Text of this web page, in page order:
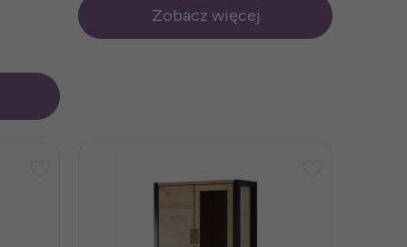
Zobacz więcej